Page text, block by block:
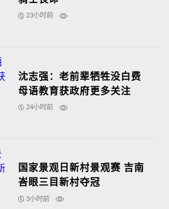
23小时前
沈志强：老前辈牺牲没白费
母语教育获政府更多关注
24小时前
国家景观日新村景观赛 吉南
峇眼三目新村夺冠
3小时前